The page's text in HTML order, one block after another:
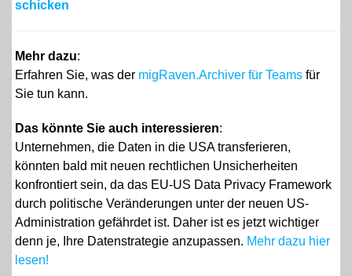
schicken
Mehr dazu:
Erfahren Sie, was der migRaven.Archiver für Teams für
Sie tun kann.
Das könnte Sie auch interessieren:
Unternehmen, die Daten in die USA transferieren,
könnten bald mit neuen rechtlichen Unsicherheiten
konfrontiert sein, da das EU-US Data Privacy Framework
durch politische Veränderungen unter der neuen US-
Administration gefährdet ist. Daher ist es jetzt wichtiger
denn je, Ihre Datenstrategie anzupassen. Mehr dazu hier
lesen!